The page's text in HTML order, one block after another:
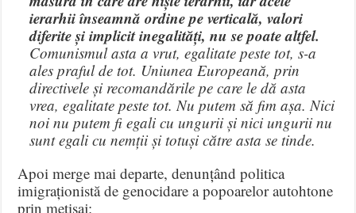
ierarhii înseamnă ordine pe verticală, valori
diferite și implicit inegalități, nu se poate altfel.
Comunismul asta a vrut, egalitate peste tot, s-a
ales praful de tot. Uniunea Europeană, prin
directivele și recomandările pe care le dă asta
vrea, egalitate peste tot. Nu putem să fim așa. Nici
noi nu putem fi egali cu ungurii și nici ungurii nu
sunt egali cu nemții și totuși către asta se tinde.
Apoi merge mai departe, denunțând politica
imigraționistă de genocidare a popoarelor autohtone
prin metisaj: